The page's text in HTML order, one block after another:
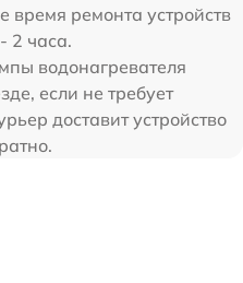
время ремонта устройств
2 часа.
водонагревателя
если не требует
доставит устройство